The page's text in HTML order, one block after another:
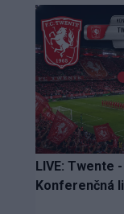
LIVE: Twente
Konferenčná